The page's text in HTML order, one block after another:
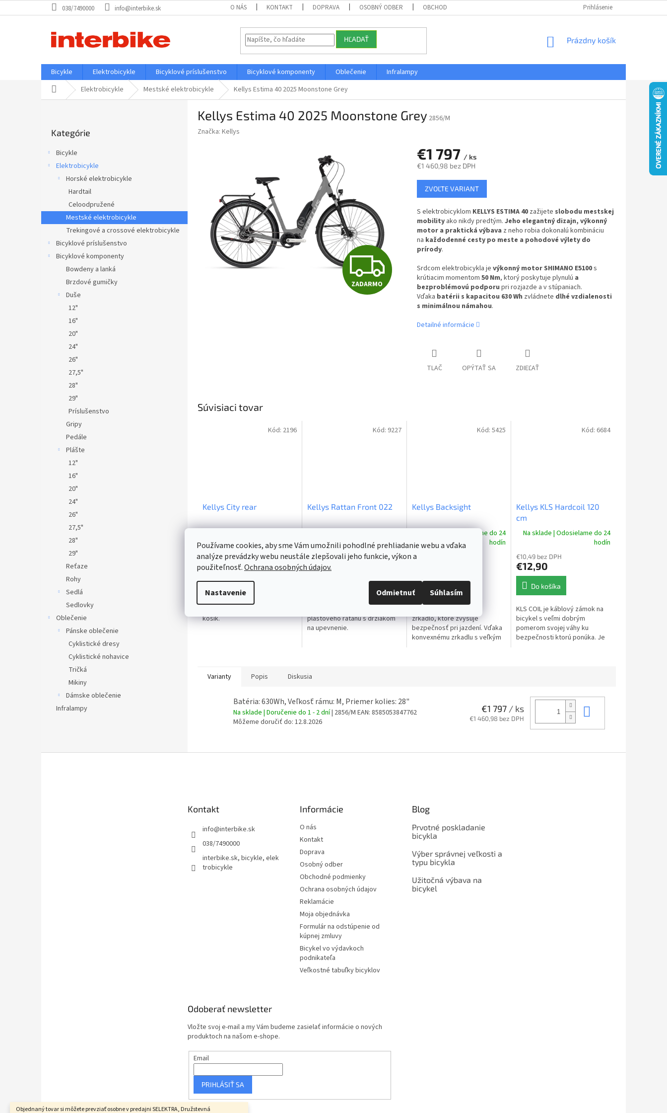
Používame cookies, aby sme Vám umožnili pohodlné prehliadanie webu a vďaka
analýze prevádzky webu neustále zlepšovali jeho funkcie, výkon a
použiteľnosť.Ochrana osobných údajov.
Nastavenie Odmietnuť Súhlasím
na
Objednaný tovar si môžete prevziať osobne v predajni SELEKTRA, Družstevná
038/7490000 info@interbike.sk O NÁS KONTAKT DOPRAVA OSOBNÝ ODBER OBCHODNÉ PODMIENKY OCHRANA OSOBNÝCH ÚDAJOV REKLAMÁCIE
Prihlásenie
HĽADAŤ
NÁKUPNÝ
Prázdny košík
Bicykle Elektrobicykle Bicyklové príslušenstvo Bicyklové komponenty Oblečenie
Infralampy
DomovElektrobicykle Mestské elektrobicykle Kellys Estima 40 2025 Moonstone Grey
kategórie
Kategórie
Bicykle
Elektrobicykle
Horské elektrobicykle
Hardtail
Celoodpružené
Mestské elektrobicykle
Trekingové a crossové elektrobicykle
Bicyklové príslušenstvo
Bicyklové komponenty
Bowdeny a lanká
Brzdové gumičky
Duše
12"
16"
20"
24"
26"
27,5"
28"
29"
Príslušenstvo
Gripy
Pedále
Plášte
12"
16"
20"
24"
26"
27,5"
28"
29"
Reťaze
Rohy
Sedlá
Sedlovky
Oblečenie
Pánske oblečenie
Cyklistické dresy
Cyklistické nohavice
Tričká
Mikiny
Dámske oblečenie
Infralampy
Kellys Estima 40 2025 Moonstone Grey 2856/M
Značka: Kellys
Z
A
M
ZADARMO
€1 797 / ks
€1 460,98 bez DPH
Jednotková
cena:
ZVOĽTE VARIANT
S elektrobicyklom KELLYS ESTIMA 40 zažijete slobodu mestskej
mobility ako nikdy predtým. Jeho elegantný dizajn, výkonný
motor a praktická výbava z neho robia dokonalú kombináciu
na každodenné cesty po meste a pohodové výlety do
prírody.
Srdcom elektrobicykla je výkonný motor SHIMANO E5100s
krútiacim momentom 50 Nm, ktorý poskytuje plynulú a
bezproblémovú podporu pri rozjazde a v stúpaniach.
Vďaka batérii s kapacitou 630 Wh zvládnete dlhé vzdialenosti
s minimálnou námahou.
Detailné informácie
TLAČ OPÝTAŤ SA ZDIEĽAŤ
Súvisiaci tovar
Kellys City rear
hodín
€10,49 bez DPH
€12,90
košík.
Kód: 2196
Kellys Rattan Front 022
hodín
€21,06 bez DPH
€25,90
plastového ratanu s držiakom
na upevnenie.
Kód: 9227
Kellys Backsight
Na sklade | Odosielame do 24
hodín
€18,54 bez DPH
zrkadlo, ktoré zvyšuje
bezpečnosť pri jazdení. Vďaka
konvexnému zrkadlu s veľkým
Kód:5425
Kellys KLS Hardcoil 120
cm
Na sklade | Odosielame do 24
hodín
€10,49 bez DPH
€12,90
Do košíka
KLS COIL je káblový zámok na
bicykel s veľmi dobrým
pomerom svojej váhy ku
bezpečnosti ktorú ponúka. Je
Kód: 6684
Varianty Popis Diskusia
Batéria: 630Wh, Veľkosť rámu: M, Priemer kolies: 28"
Na sklade | Doručenie do 1 - 2 dní| 2856/M EAN: 8585053847762
Môžeme doručiť do: 12.8.2026
€1 797 / ks
€1 460,98 bez DPH
Kontakt
info@interbike.sk
038/7490000
interbike.sk, bicykle, elek
trobicykle
Informácie
O nás
Kontakt
Doprava
Osobný odber
Obchodné podmienky
Ochrana osobných údajov
Reklamácie
Moja objednávka
Formulár na odstúpenie od
kúpnej zmluvy
Bicykel vo výdavkoch
podnikateľa
Veľkostné tabuľky bicyklov
Blog
Prvotné poskladanie
bicykla
Výber správnej veľkosti a
typu bicykla
Užitočná výbava na
bicykel
Odoberať newsletter
Vložte svoj e-mail a my Vám budeme zasielať informácie o nových
produktoch na našom e-shope.
Email
PRIHLÁSIŤ SA